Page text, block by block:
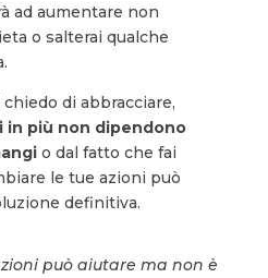
ad aumentare non
o salterai qualche
di abbracciare,
in più non dipendono
o dal fatto che fai
le tue azioni può
definitiva.
può aiutare ma non è